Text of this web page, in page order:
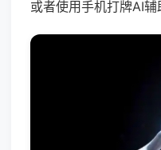
或者使用手机打牌AI辅